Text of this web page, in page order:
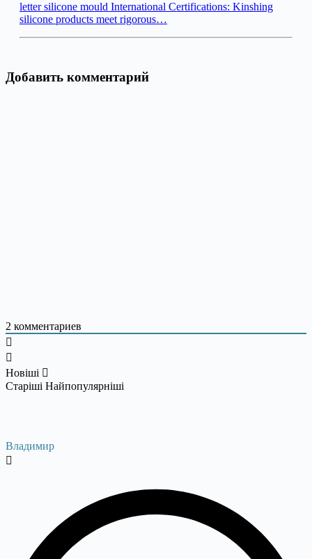
letter silicone mould International Certifications: Kinshing
silicone products meet rigorous…
Добавить комментарий
2 комментариев
Новіші
Старіші Найпопулярніші
Владимир